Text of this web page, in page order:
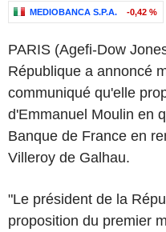
MEDIOBANCA S.P.A. -0,42 %
PARIS (Agefi-Dow
République a annoncé
communiqué qu'elle
d'Emmanuel Moulin en
Banque de France en
Villeroy de Galhau.
"Le président de la
proposition du premier